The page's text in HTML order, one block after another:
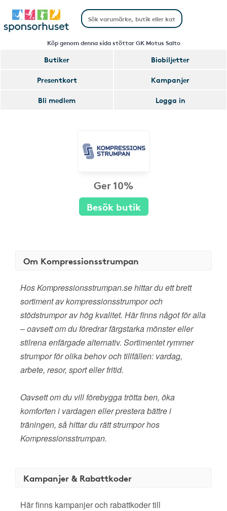
Köp genom denna sida stöttar GK Motus Salto
Butiker
Biobiljetter
Presentkort
Kampanjer
Bli medlem
Logga in
Ger 10%
Besök butik
Om Kompressionsstrumpan
Hos Kompressionsstrumpan.se hittar du ett brett
sortiment av kompressionsstrumpor och
stödstrumpor av hög kvalitet. Här finns något för alla
– oavsett om du föredrar färgstarka mönster eller
stilrena enfärgade alternativ. Sortimentet rymmer
strumpor för olika behov och tillfällen: vardag,
arbete, resor, sport eller fritid.
Oavsett om du vill förebygga trötta ben, öka
komforten i vardagen eller prestera bättre i
träningen, så hittar du rätt strumpor hos
Kompressionsstrumpan.
Kampanjer & Rabattkoder
Här finns kampanjer och rabattkoder till